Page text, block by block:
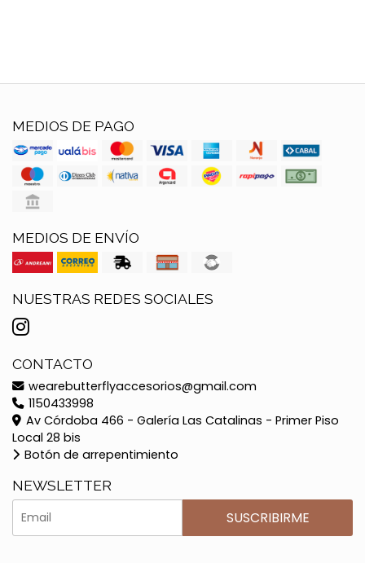
MEDIOS DE PAGO
MEDIOS DE ENVÍO
NUESTRAS REDES SOCIALES
CONTACTO
wearebutterflyaccesorios@gmail.com
1150433998
Av Córdoba 466 - Galería Las Catalinas - Primer Piso
Local 28 bis
Botón de arrepentimiento
NEWSLETTER
SUSCRIBIRME